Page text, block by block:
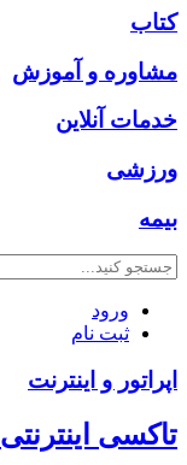
کتاب
مشاوره و آموزش
خدمات آنلاین
ورزشی
بیمه
ورود
ثبت نام
اپراتور و اینترنت
تاکسی اینترنتی